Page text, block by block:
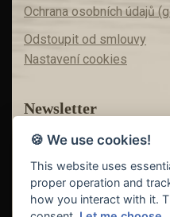
Ochrana osobních údajů
Odstoupit od smlouvy
Nastavení cookies
Newsletter
Máte zájem o akční
Teď už vám nic neunikne!
🍪 We use cookies!
This website uses
proper operation and
how you interact with it.